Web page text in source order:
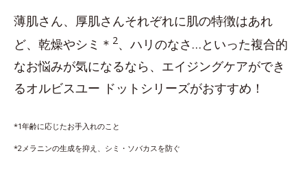
薄肌さん、厚肌さんそれぞれに肌の特徴はあれ
ど、乾燥やシミ＊ 2、ハリのなさ…といった複合的
なお悩みが気になるなら、エイジングケアができ
るオルビスユー ドットシリーズがおすすめ！
*1年齢に応じたお手入れのこと
*2メラニンの生成を抑え、シミ・ソバカスを防ぐ